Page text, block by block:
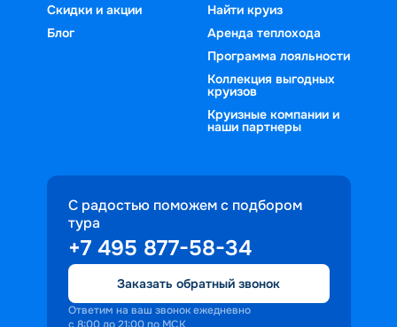
Скидки и акции
Блог
Найти круиз
Аренда теплохода
Программа лояльности
Коллекция выгодных
круизов
Круизные компании и
наши партнеры
С радостью поможем с подбором
тура
+7 495 877-58-34
Заказать обратный звонок
Ответим на ваш звонок ежедневно